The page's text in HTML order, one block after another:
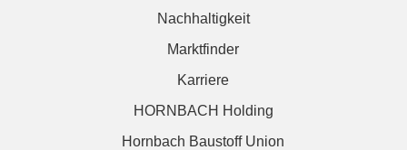
Nachhaltigkeit
Marktfinder
Karriere
HORNBACH Holding
Hornbach Baustoff Union